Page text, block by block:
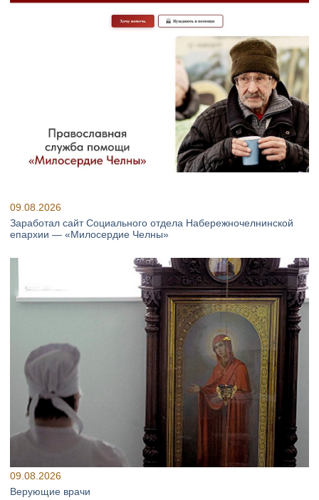
09.08.2026
Заработал сайт Социального отдела Набережночелнинской
епархии — «Милосердие Челны»
09.08.2026
Верующие врачи